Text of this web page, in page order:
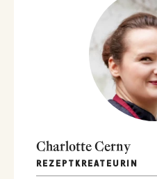
Charlotte Cerny
REZEPTKREATEURIN